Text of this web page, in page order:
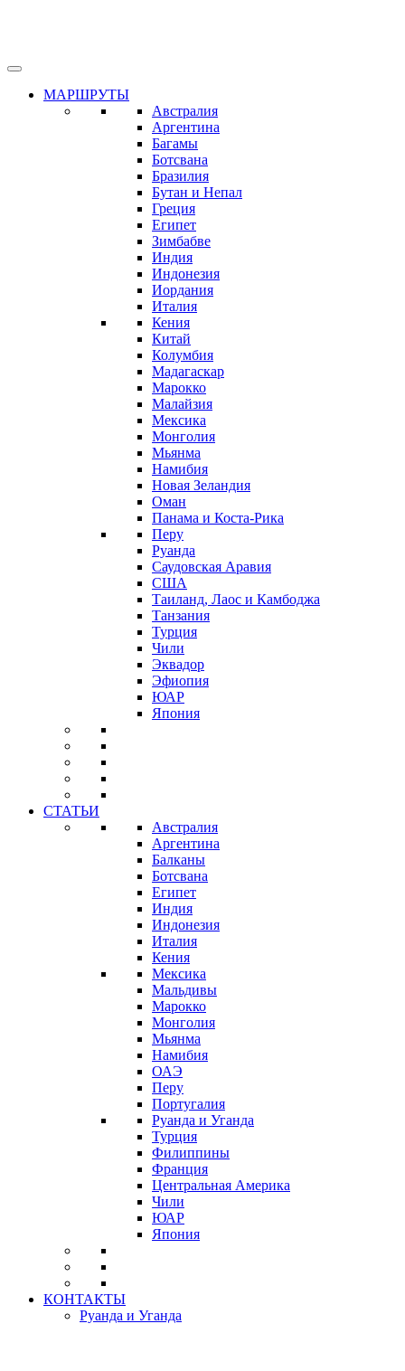
МАРШРУТЫ
Австралия
Аргентина
Багамы
Ботсвана
Бразилия
Бутан и Непал
Греция
Египет
Зимбабве
Индия
Индонезия
Иордания
Италия
Кения
Китай
Колумбия
Мадагаскар
Марокко
Малайзия
Мексика
Монголия
Мьянма
Намибия
Новая Зеландия
Оман
Панама и Коста-Рика
Перу
Руанда
Саудовская Аравия
США
Таиланд, Лаос и Камбоджа
Танзания
Турция
Чили
Эквадор
Эфиопия
ЮАР
Япония
СТАТЬИ
Австралия
Аргентина
Балканы
Ботсвана
Египет
Индия
Индонезия
Италия
Кения
Мексика
Мальдивы
Марокко
Монголия
Мьянма
Намибия
ОАЭ
Перу
Португалия
Руанда и Уганда
Турция
Филиппины
Франция
Центральная Америка
Чили
ЮАР
Япония
КОНТАКТЫ
Руанда и Уганда